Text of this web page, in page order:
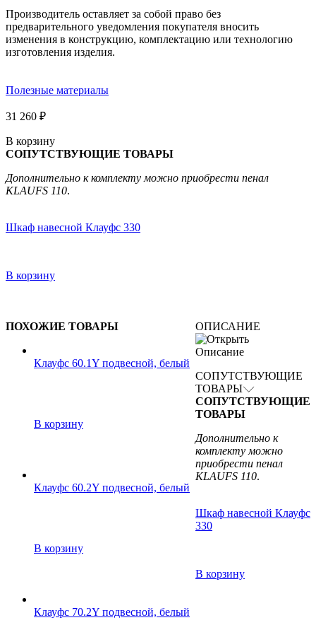
Производитель оставляет за собой право без
предварительного уведомления покупателя вносить
изменения в конструкцию, комплектацию или технологию
изготовления изделия.
Полезные материалы
31 260 ₽
В корзину
СОПУТСТВУЮЩИЕ ТОВАРЫ
Дополнительно к комплекту можно приобрести пенал
KLAUFS 110.
Шкаф навесной Клауфс 330
В корзину
ПОХОЖИЕ ТОВАРЫ
Клауфс 60.1Y подвесной, белый
В корзину
Клауфс 60.2Y подвесной, белый
В корзину
Клауфс 70.2Y подвесной, белый
ОПИСАНИЕ
Описание
СОПУТСТВУЮЩИЕ
ТОВАРЫ
СОПУТСТВУЮЩИЕ
ТОВАРЫ
Дополнительно к
комплекту можно
приобрести пенал
KLAUFS 110.
Шкаф навесной Клауфс
330
В корзину